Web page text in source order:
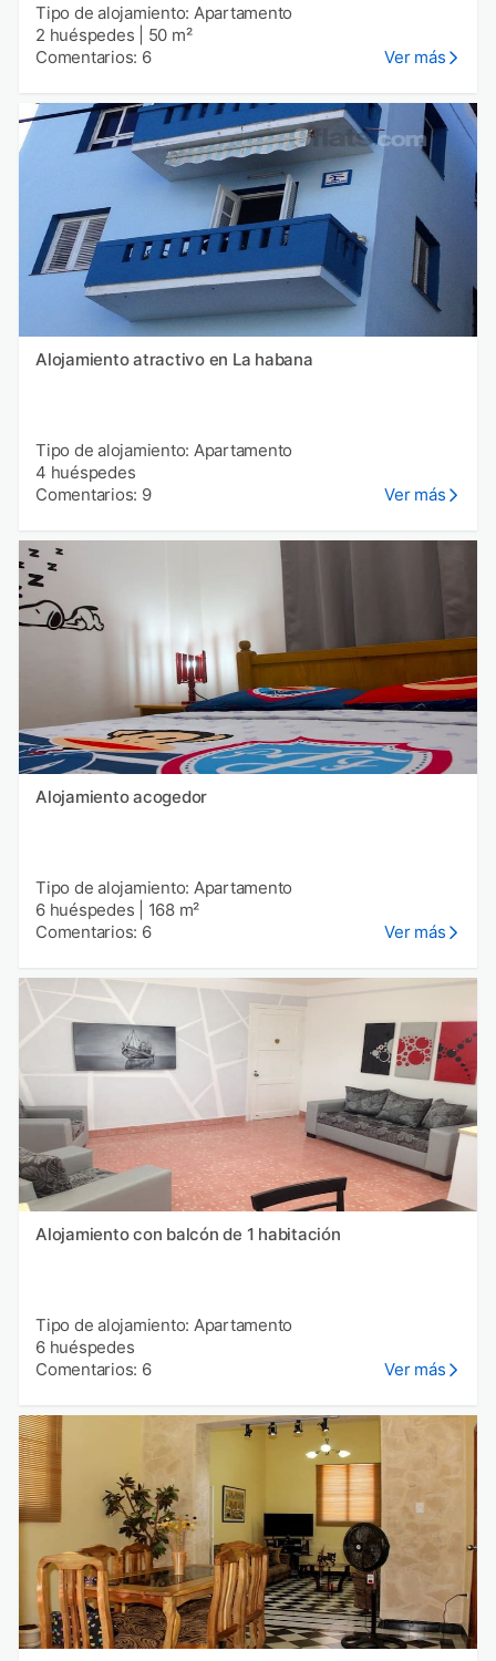
Tipo de alojamiento: Apartamento
2 huéspedes
50 m²
Comentarios: 6
Ver más
Alojamiento atractivo en La habana
Tipo de alojamiento: Apartamento
4 huéspedes
Comentarios: 9
Ver más
Alojamiento acogedor
Tipo de alojamiento: Apartamento
6 huéspedes
168 m²
Comentarios: 6
Ver más
Alojamiento con balcón de 1 habitación
Tipo de alojamiento: Apartamento
6 huéspedes
Comentarios: 6
Ver más